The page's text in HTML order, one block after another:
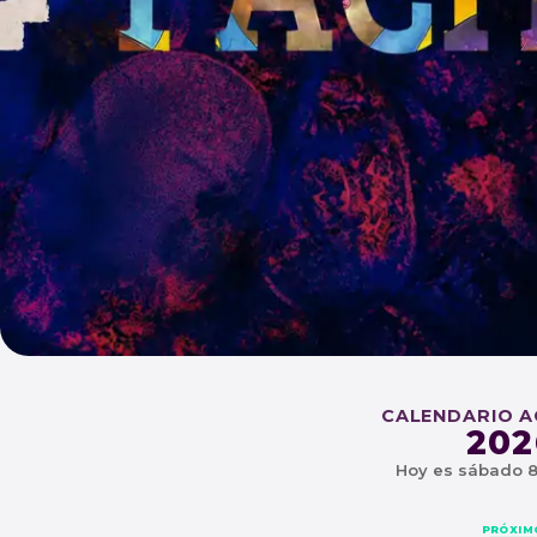
SABADO O1 DE
CALENDARIO
Hoy es sábado